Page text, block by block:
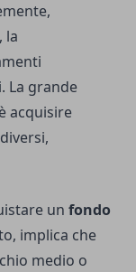
la
La grande
acquisire
un fondo
implica che
medio o